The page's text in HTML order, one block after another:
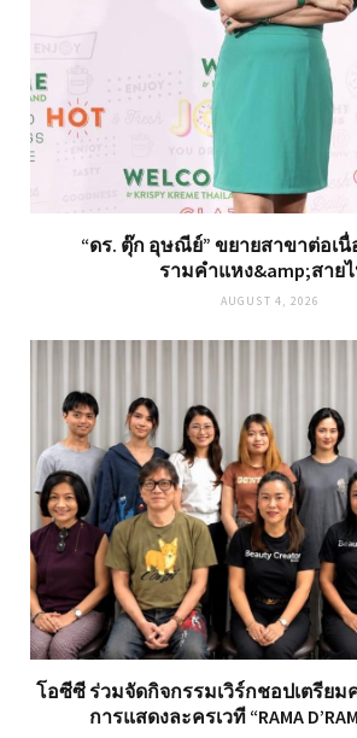
“ดร. ตุ๊ก อุษณีย์” ขยายสาขาต่อเนื่
รามคำแหง&amp;สาย
AUGUST 4, 2026
โอซีซี ร่วมจัดกิจกรรมเวิร์กชอปเตรีย
การแสดงละครเวที “RAMA